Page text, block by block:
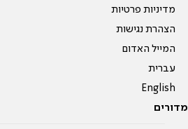
מדיניות פרטיות
הצהרת נגישות
המייל האדום
עברית
English
מדורים